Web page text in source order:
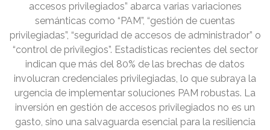
accesos privilegiados” abarca varias variaciones
semánticas como “PAM”, “gestión de cuentas
privilegiadas”, “seguridad de accesos de administrador” o
“control de privilegios”. Estadísticas recientes del sector
indican que más del 80% de las brechas de datos
involucran credenciales privilegiadas, lo que subraya la
urgencia de implementar soluciones PAM robustas. La
inversión en gestión de accesos privilegiados no es un
gasto, sino una salvaguarda esencial para la resiliencia